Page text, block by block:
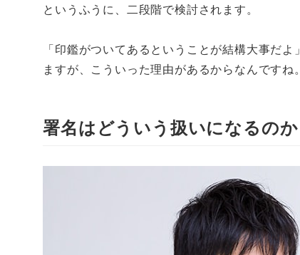
というふうに、二段階で検討されます。
「印鑑がついてあるということが結構大事だよ」
ますが、こういった理由があるからなんですね。
署名はどういう扱いになるのか